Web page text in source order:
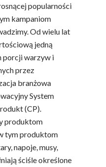
popularności
kampaniom
Od wielu lat
jedną
porcji warzyw i
przez
branżowa
System
(CP).
produktom
tym produktom
napoje, musy,
ściśle określone